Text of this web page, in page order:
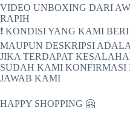
VIDEO UNBOXING DARI
RAPIH
❗ KONDISI YANG KAMI
MAUPUN DESKRIPSI
JIKA TERDAPAT
SUDAH KAMI
JAWAB KAMI
HAPPY SHOPPING 🤗